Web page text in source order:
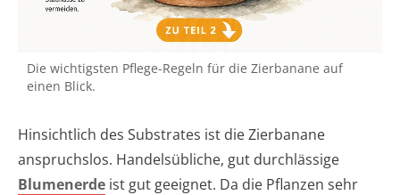
Die wichtigsten Pflege-Regeln für die Zierbanane auf
einen Blick.
Hinsichtlich des Substrates ist die Zierbanane
anspruchslos. Handelsübliche, gut durchlässige
Blumenerde ist gut geeignet. Da die Pflanzen sehr